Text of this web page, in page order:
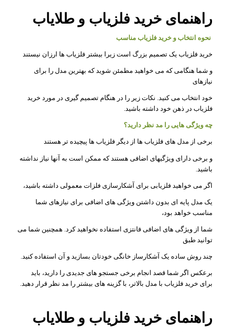
راهنمای خرید فلزیاب و طلایاب
نحوه انتخاب و خرید فلزیاب مناسب
خرید فلزیاب یک تصمیم بزرگ است زیرا بیشتر فلزیاب ها ارزان نیستند
و شما هنگامی که می خواهید مطمئن شوید که بهترین مدل را برای
نیازهای
خود انتخاب می کنید. نکات زیر را در هنگام تصمیم گیری در مورد خرید
فلزیاب در ذهن خود داشته باشید.
چه ویژگی هایی را مد نظر دارید؟
برخی از مدل های فلزیاب ها از دیگر فلزیاب ها پیچیده تر هستند
و برخی دارای ویژگیهای اضافی هستند که ممکن است به آنها نیاز نداشته
باشید.
اگر می خواهید فلزیابی برای آشکارسازی فلزات معمولی داشته باشید،
یک مدل پایه ای بدون داشتن ویژگی های اضافی برای نیازهای شما
مناسب خواهد بود،
شما از ویژگی های اضافی فانتزی استفاده نخواهید کرد. همچنین شما می
توانید طبق
چند روش ساده یک آشکارساز خانگی خودتان بسازید و آن استفاده کنید.
برعکس اگر شما قصد انجام برخی جستجو های جدیدی را دارید، باید
برای خرید فلزیاب با مدل بالاتر، با گزینه های بیشتر را مد نظر قرار دهید.
راهنمای خرید فلزیاب و طلایاب